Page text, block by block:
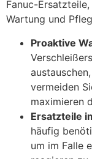
Fanuc-
Wartung und
Proaktive
vermeiden
maximieren
Ersatzteile
häufig
um im Falle